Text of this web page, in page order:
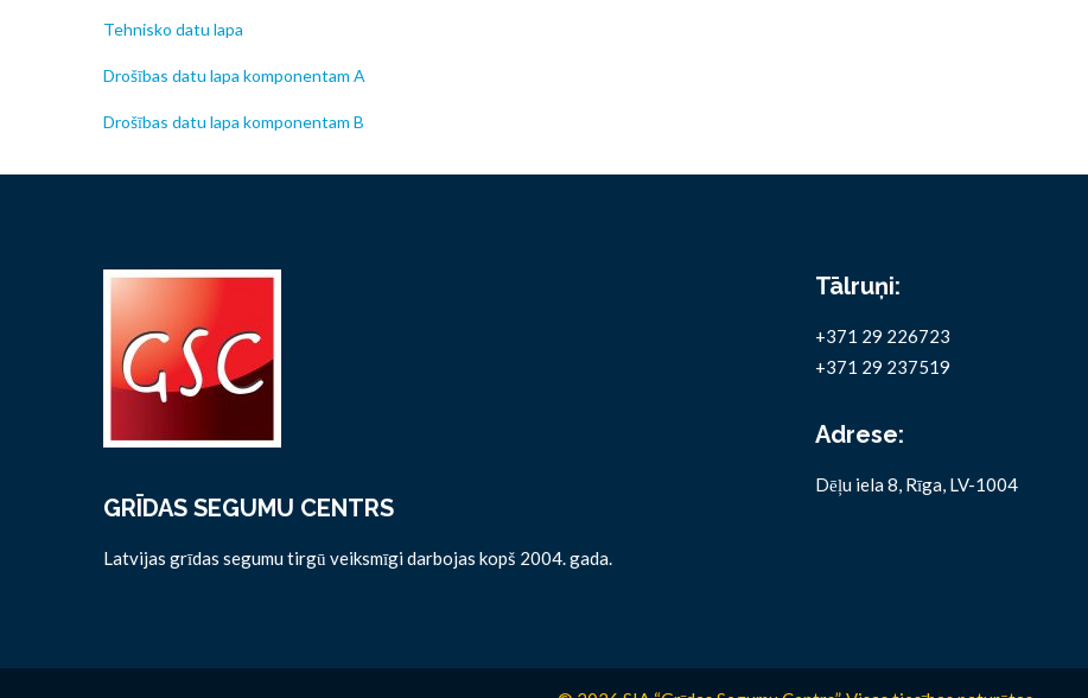
Tehnisko datu lapa
Drošības datu lapa komponentam A
Drošības datu lapa komponentam B
GRĪDAS SEGUMU CENTRS
Latvijas grīdas segumu tirgū veiksmīgi darbojas kopš 2004. gada.
Tālruņi:
+371 29 226723
+371 29 237519
Adrese:
Dēļu iela 8, Rīga, LV-1004